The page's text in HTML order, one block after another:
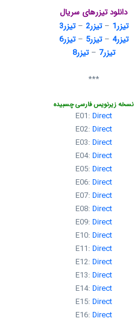
دانلود تیزرهای سریال
تیزر1
–تیزر2 –تیزر3
تیزر4 –تیزر5 –تیزر6
تیزر7 –تیزر8
***
نسخه زیرنویس فارسی چسبیده
E01:Direct
E02:Direct
E03:Direct
E04:Direct
E05:Direct
E06:Direct
E07:Direct
E08:Direct
E09:Direct
E10:Direct
E11:Direct
E12:Direct
E13:Direct
E14:Direct
E15:Direct
E16:Direct